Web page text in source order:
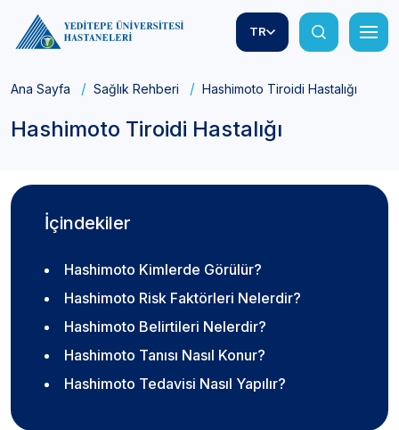
TR
Ana Sayfa Sağlık Rehberi Hashimoto Tiroidi Hastalığı
Hashimoto Tiroidi Hastalığı
İçindekiler
Hashimoto Kimlerde Görülür?
Hashimoto Risk Faktörleri Nelerdir?
Hashimoto Belirtileri Nelerdir?
Hashimoto Tanısı Nasıl Konur?
Hashimoto Tedavisi Nasıl Yapılır?